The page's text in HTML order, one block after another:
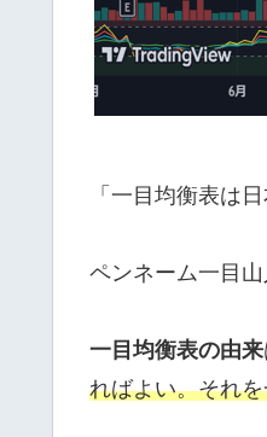
「一目均衡表は
ペンネーム一目
一目均衡表の由来
ればよい。それ